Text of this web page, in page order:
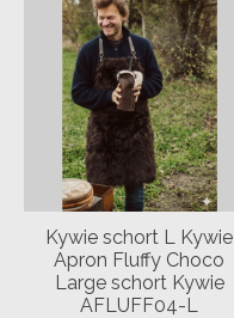
Kywie schort L Kywie
Apron Fluffy Choco
Large schort Kywie
AFLUFF04-L